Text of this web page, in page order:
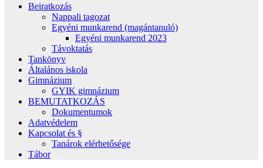
Beiratkozás
Nappali tagozat
Egyéni munkarend (magántanuló)
Egyéni munkarend 2023
Távoktatás
Tankönyv
Általános iskola
Gimnázium
GYIK gimnázium
BEMUTATKOZÁS
Dokumentumok
Adatvédelem
Kapcsolat és §
Tanárok elérhetősége
Tábor